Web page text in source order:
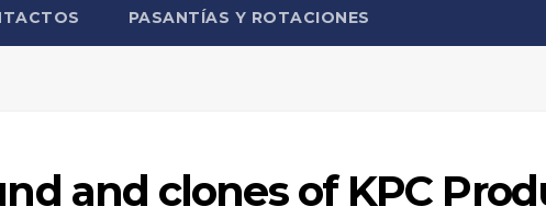
PASANTÍAS Y ROTACIONES
and clones of KPC